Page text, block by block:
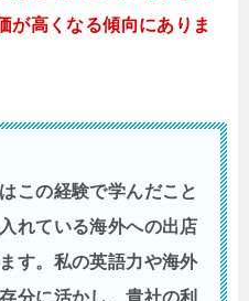
が高くなる傾向にありま
この経験で学んだこと
れている海外への出店
す。私の英語力や海外
分に活かし、貴社の利